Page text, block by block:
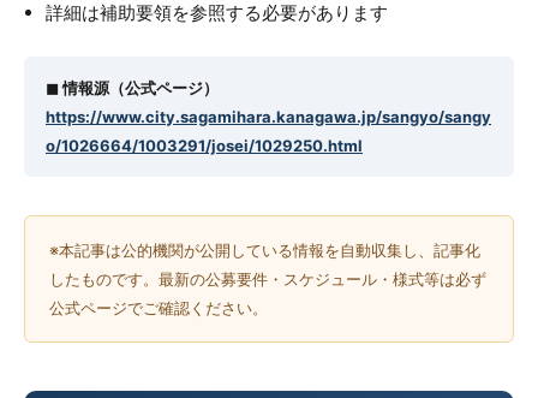
詳細は補助要領を参照する必要があります
◼︎ 情報源（公式ページ）
https://www.city.sagamihara.kanagawa.jp/sangyo/sangy
o/1026664/1003291/josei/1029250.html
※本記事は公的機関が公開している情報を自動収集し、記事化
したものです。最新の公募要件・スケジュール・様式等は必ず
公式ページでご確認ください。